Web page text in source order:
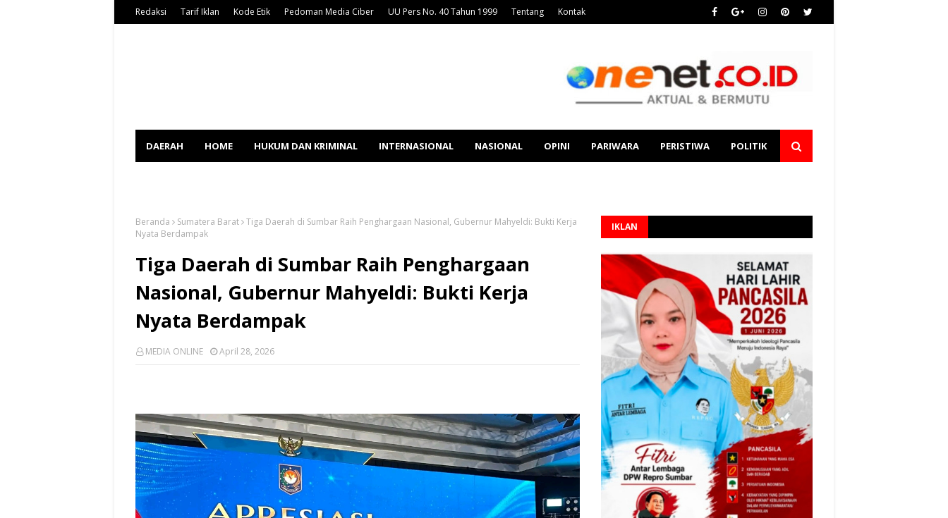
Redaksi Tarif Iklan Kode Etik Pedoman Media Ciber UU Pers No. 40 Tahun 1999 Tentang Kontak
DAERAH HOME HUKUM DAN KRIMINAL INTERNASIONAL NASIONAL OPINI PARIWARA PERISTIWA POLITIK
Beranda Sumatera Barat Tiga Daerah di Sumbar Raih Penghargaan Nasional, Gubernur Mahyeldi: Bukti Kerja
Nyata Berdampak
Tiga Daerah di Sumbar Raih Penghargaan
Nasional, Gubernur Mahyeldi: Bukti Kerja
Nyata Berdampak
MEDIA ONLINE April 28, 2026
IKLAN